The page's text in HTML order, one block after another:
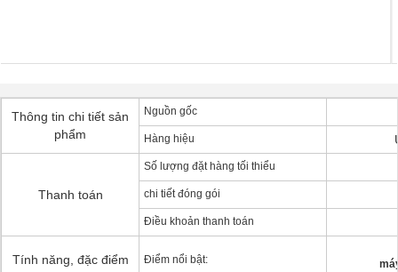
Thông tin chi tiết sản
phẩm
Nguồn gốc
Hàng hiệu
Thanh toán
Số lượng đặt hàng tối thiểu
chi tiết đóng gói
Điều khoản thanh toán
Tính năng, đặc điểm Điểm nổi bật: